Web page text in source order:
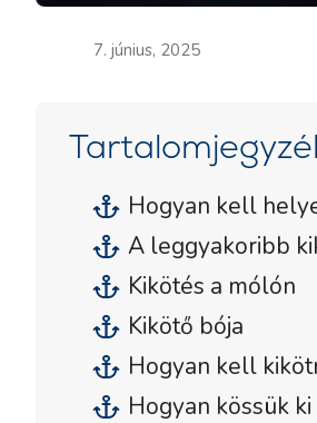
7. június, 2025
Hogyan kell
A leggyakoribb
Kikötés a mólón
Kikötő bója
Hogyan kell
Hogyan kössük